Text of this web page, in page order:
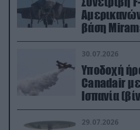
βάση
30.07.2026
Υποδοχή
Canadair
Ισπανία
29.07.2026